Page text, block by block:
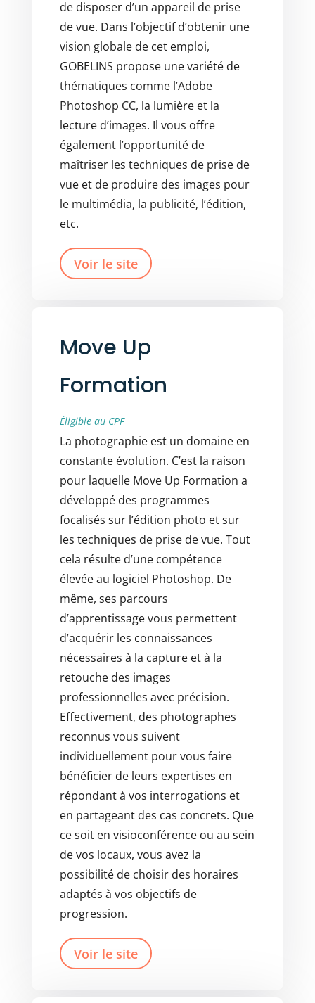
de disposer d’un appareil de prise
de vue. Dans l’objectif d’obtenir une
vision globale de cet emploi,
GOBELINS propose une variété de
thématiques comme l’Adobe
Photoshop CC, la lumière et la
lecture d’images. Il vous offre
également l’opportunité de
maîtriser les techniques de prise de
vue et de produire des images pour
le multimédia, la publicité, l’édition,
etc.
Voir le site
Move Up
Formation
Éligible au CPF
La photographie est un domaine en
constante évolution. C’est la raison
pour laquelle Move Up Formation a
développé des programmes
focalisés sur l’édition photo et sur
les techniques de prise de vue. Tout
cela résulte d’une compétence
élevée au logiciel Photoshop. De
même, ses parcours
d’apprentissage vous permettent
d’acquérir les connaissances
nécessaires à la capture et à la
retouche des images
professionnelles avec précision.
Effectivement, des photographes
reconnus vous suivent
individuellement pour vous faire
bénéficier de leurs expertises en
répondant à vos interrogations et
en partageant des cas concrets. Que
ce soit en visioconférence ou au sein
de vos locaux, vous avez la
possibilité de choisir des horaires
adaptés à vos objectifs de
progression.
Voir le site